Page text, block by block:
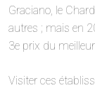
Graciano, le
autres ; mais en
3e prix du
Visiter ces